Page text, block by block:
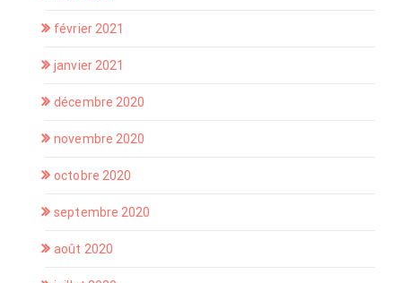
février 2021
janvier 2021
décembre 2020
novembre 2020
octobre 2020
septembre 2020
août 2020